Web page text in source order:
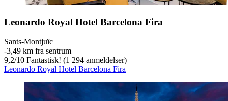
Leonardo Royal Hotel Barcelona Fira
Sants-Montjuïc
‐3,49 km fra sentrum
9,2/10 Fantastisk! (1 294 anmeldelser)
Leonardo Royal Hotel Barcelona Fira